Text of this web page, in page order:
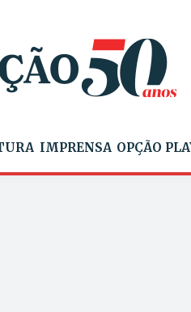
IMPRENSA OPÇÃO